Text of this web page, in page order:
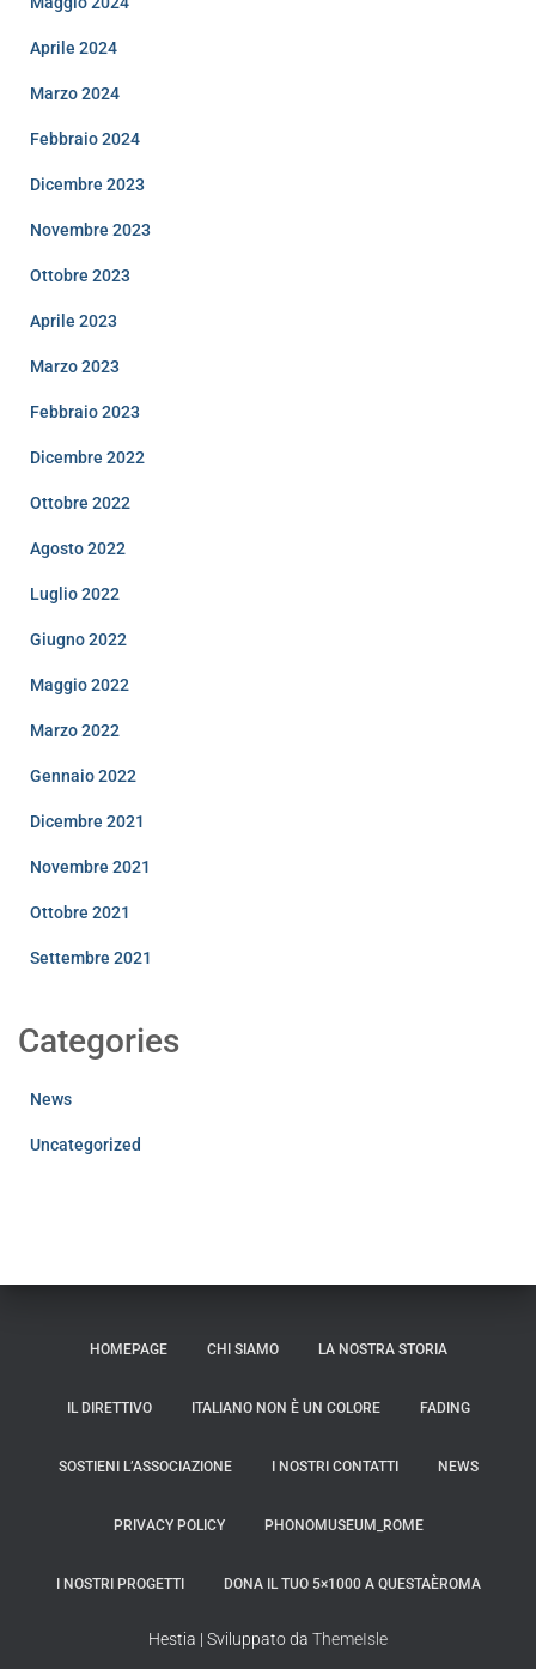
Aprile 2024
Marzo 2024
Febbraio 2024
Dicembre 2023
Novembre 2023
Ottobre 2023
Aprile 2023
Marzo 2023
Febbraio 2023
Dicembre 2022
Ottobre 2022
Agosto 2022
Luglio 2022
Giugno 2022
Maggio 2022
Marzo 2022
Gennaio 2022
Dicembre 2021
Novembre 2021
Ottobre 2021
Settembre 2021
Categories
News
Uncategorized
HOMEPAGE CHI SIAMO LA NOSTRA STORIA
IL DIRETTIVO ITALIANO NON È UN COLORE FADING
SOSTIENI L’ASSOCIAZIONE I NOSTRI CONTATTI NEWS
PRIVACY POLICY PHONOMUSEUM_ROME
I NOSTRI PROGETTI DONA IL TUO 5×1000 A QUESTAÈROMA
Hestia | Sviluppato da ThemeIsle